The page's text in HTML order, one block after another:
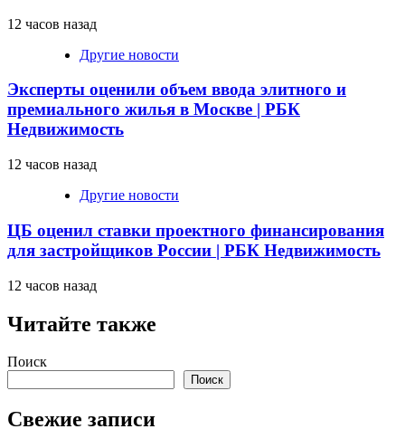
12 часов назад
Другие новости
Эксперты оценили объем ввода элитного и
премиального жилья в Москве | РБК
Недвижимость
12 часов назад
Другие новости
ЦБ оценил ставки проектного финансирования
для застройщиков России | РБК Недвижимость
12 часов назад
Читайте также
Поиск
Поиск
Свежие записи